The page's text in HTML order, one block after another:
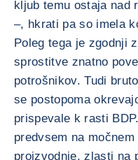
kljub temu ostaja nad
–, hkrati pa so imela
Poleg tega je zgodnji
sprostitve znatno
potrošnikov. Tudi
se postopoma
prispevale k rasti
predvsem na
proizvodnje, zlasti na